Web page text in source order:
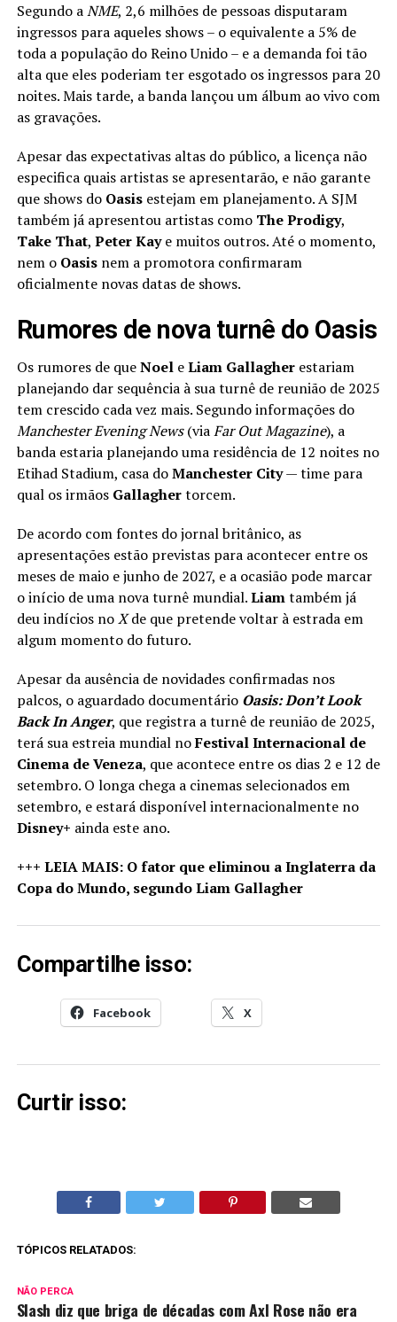
Segundo aNME, 2,6 milhões de pessoas disputaram
ingressos para aqueles shows – o equivalente a 5% de
toda a população do Reino Unido – e a demanda foi tão
alta que eles poderiam ter esgotado os ingressos para 20
noites. Mais tarde, a banda lançou um álbum ao vivo com
as gravações.
Apesar das expectativas altas do público, a licença não
especifica quais artistas se apresentarão, e não garante
que shows do Oasisestejam em planejamento. A SJM
também já apresentou artistas como The Prodigy,
Take That, Peter Kaye muitos outros. Até o momento,
nem o Oasis nem a promotora confirmaram
oficialmente novas datas de shows.
Rumores de nova turnê do Oasis
Os rumores de queNoeleLiam Gallagherestariam
planejando dar sequência à sua turnê de reunião de 2025
tem crescido cada vez mais. Segundo informações do
Manchester Evening News(viaFar Out Magazine), a
banda estaria planejando uma residência de 12 noites no
Etihad Stadium, casa doManchester City— time para
qual os irmãos Gallaghertorcem.
De acordo com fontes do jornal britânico, as
apresentações estão previstas para acontecer entre os
meses de maio e junho de 2027, e a ocasião pode marcar
o início de uma nova turnê mundial.Liamtambém já
deu indícios noXde que pretende voltar à estrada em
algum momento do futuro.
Apesar da ausência de novidades confirmadas nos
palcos, o aguardado documentário Oasis: Don’t Look
Back In Anger, que registra a turnê de reunião de 2025,
terá sua estreia mundial noFestival Internacional de
Cinema de Veneza, que acontece entre os dias 2 e 12 de
setembro. O longa chega a cinemas selecionados em
setembro, e estará disponível internacionalmente no
Disney+ ainda este ano.
+++ LEIA MAIS: O fator que eliminou a Inglaterra da
Copa do Mundo, segundo Liam Gallagher
Compartilhe isso:
Facebook X
Curtir isso:
TÓPICOS RELATADOS:
NÃO PERCA
Slash diz que briga de décadas com Axl Rose não era